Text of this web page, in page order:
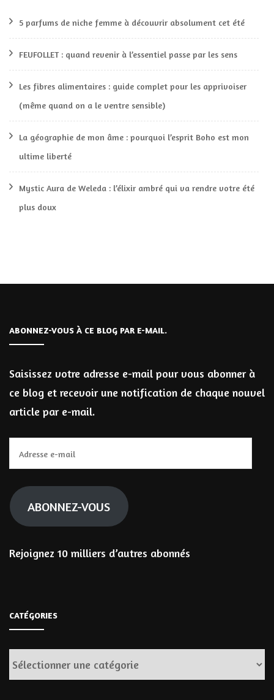
5 parfums de niche femme à découvrir absolument cet été
FEUFOLLET : quand revenir à l’essentiel passe par les sens
Les fibres alimentaires : guide complet pour les apprivoiser
(même quand on a le ventre sensible)
La géographie de mon âme : pourquoi l’esprit Boho est mon
ultime liberté
Mystic Aura de Weleda : l’élixir ambré qui va rendre votre été
plus doux
ABONNEZ-VOUS À CE BLOG PAR E-MAIL.
Saisissez votre adresse e-mail pour vous abonner à
ce blog et recevoir une notification de chaque nouvel
article par e-mail.
e-
mail
ABONNEZ-VOUS
Rejoignez 10 milliers d’autres abonnés
CATÉGORIES
Catégories